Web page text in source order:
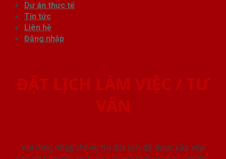
Dự án thực tế
Tin tức
Liên hệ
Đăng nhập
ĐẶT LỊCH LÀM VIỆC / TƯ
VẤN
Vui lòng nhập thông tin đặt lịch để được sắp xếp